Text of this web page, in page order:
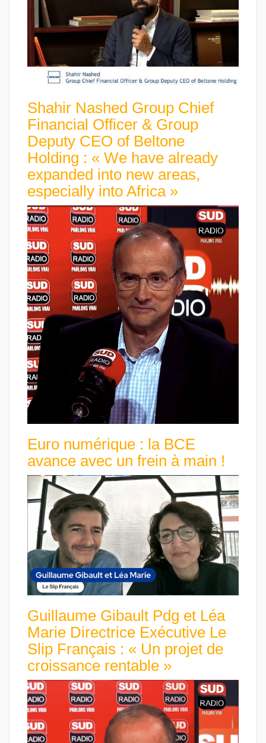
Shahir Nashed Group Chief
Financial Officer & Group
Deputy CEO of Beltone
Holding : « We have already
expanded into new areas,
especially into Africa »
Euro numérique : la BCE
avance avec un frein à main !
Guillaume Gibault Pdg et Léa
Marie Directrice Exécutive Le
Slip Français : « Un projet de
croissance rentable »